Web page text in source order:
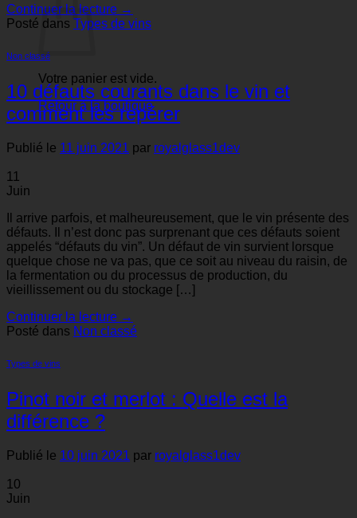
Votre panier est vide.
Retour à la boutique
Continuer la lecture →
Posté dans Types de vins
Non classé
10 défauts courants dans le vin et
comment les repérer
Publié le 11 juin 2021 par royalglass1dev
11
Juin
Il arrive parfois, et malheureusement, que le vin présente des
défauts. Il n’est donc pas surprenant que ces défauts soient
appelés “défauts du vin”. Un défaut de vin survient lorsque
quelque chose ne va pas, que ce soit au niveau du raisin, de
la fermentation ou du processus de production, du
vieillissement ou du stockage […]
Continuer la lecture →
Posté dans Non classé
Types de vins
Pinot noir et merlot : Quelle est la
différence ?
Publié le 10 juin 2021 par royalglass1dev
10
Juin